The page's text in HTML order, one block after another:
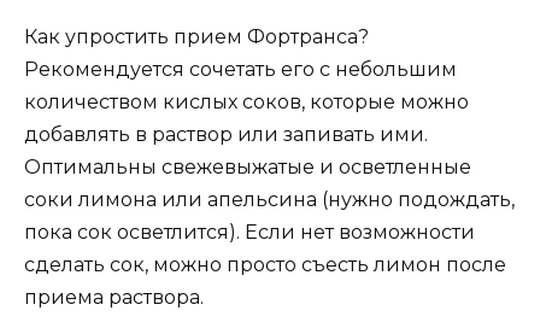
Как упростить прием Фортранса?
Рекомендуется сочетать его с небольшим
количеством кислых соков, которые можно
добавлять в раствор или запивать ими.
Оптимальны свежевыжатые и осветленные
соки лимона или апельсина (нужно подождать,
пока сок осветлится). Если нет возможности
сделать сок, можно просто съесть лимон после
приема раствора.